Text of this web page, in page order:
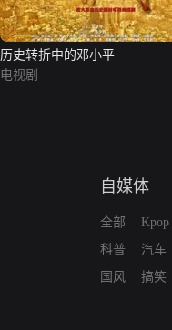
历史转折中的邓小平
电视剧
自媒体
全部
科普
国风
Kpop
汽车
搞笑